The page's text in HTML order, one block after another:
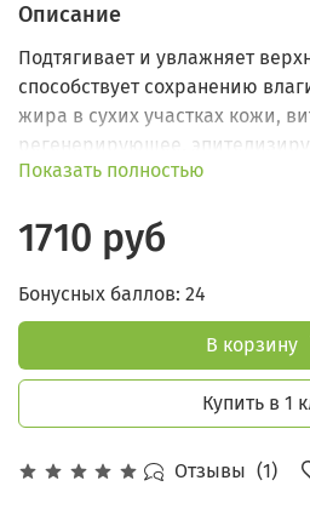
Отзывы (1)
Описание
Подтягивает и увлажняет
способствует сохранению
жира в сухих участках кожи,
регенерирующее,
омолаживающее действие,
Показать полностью
1710 руб
Бонусных баллов: 24
В корзину
Купить в 1